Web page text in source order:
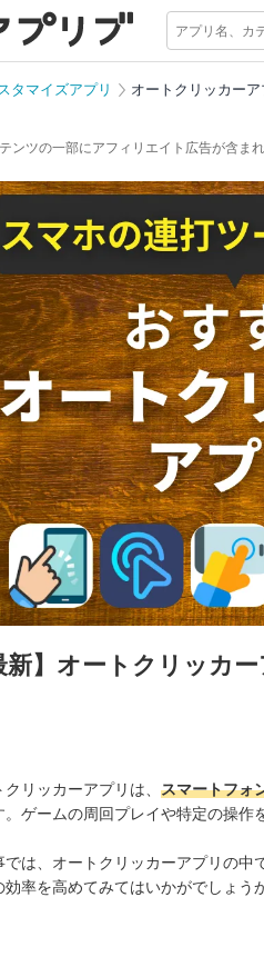
タマイズアプリ オートクリッカーア
ンツの一部にアフィリエイト広告が含ま
新】オートクリッカ
クリッカーアプリは、スマートフォ
。ゲームの周回プレイや特定の操作
では、オートクリッカーアプリの中
効率を高めてみてはいかがでしょう